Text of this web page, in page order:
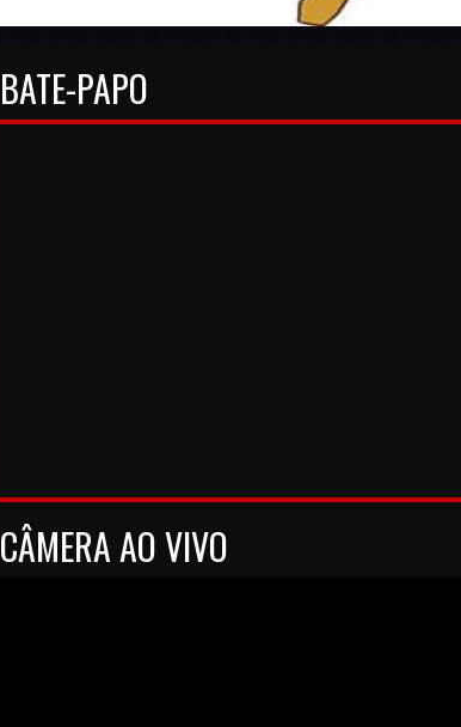
BATE-PAPO
CÂMERA AO VIVO